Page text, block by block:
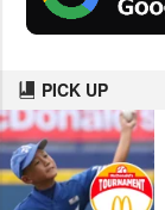
PICK UP